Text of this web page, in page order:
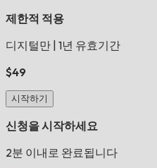
제한적 적용
디지털만 1년 유효기간
$49
시작하기
신청을 시작하세요
2분 이내로 완료됩니다